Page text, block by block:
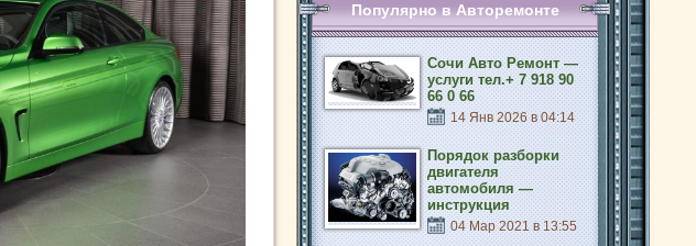
Популярно в Авторемонте
Сочи Авто Ремонт —
услуги тел.+ 7 918 90
66 0 66
14 Янв 2026 в 04:14
Порядок разборки
двигателя
автомобиля —
инструкция
04 Мар 2021 в 13:55